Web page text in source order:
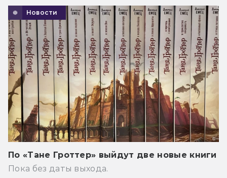
Новости
По «Тане Гроттер» выйдут две новые книги
Пока без даты выхода.